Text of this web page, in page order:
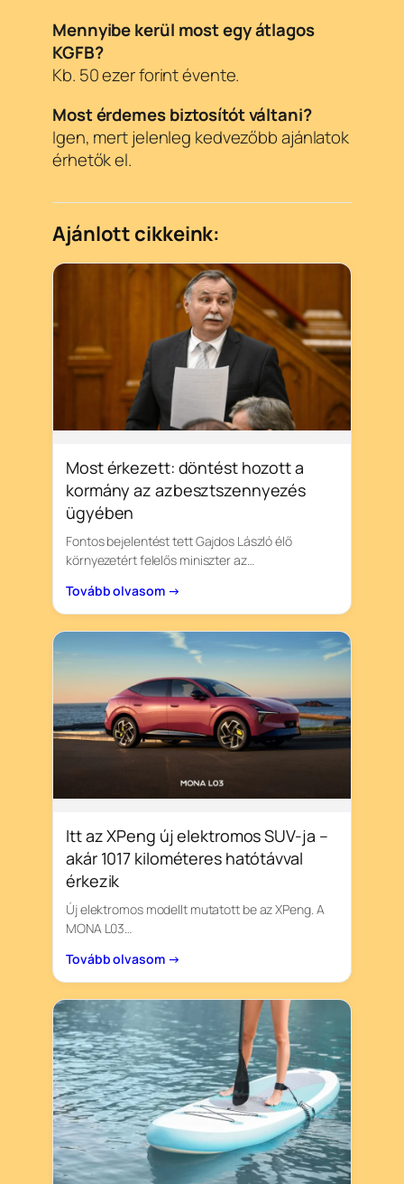
Mennyibe kerül most egy átlagos
KGFB?
Kb. 50 ezer forint évente.
Most érdemes biztosítót váltani?
Igen, mert jelenleg kedvezőbb ajánlatok
érhetők el.
Ajánlott cikkeink:
Most érkezett: döntést hozott a
kormány az azbesztszennyezés
ügyében
Fontos bejelentést tett Gajdos László élő
környezetért felelős miniszter az…
Tovább olvasom →
Itt az XPeng új elektromos SUV-ja –
akár 1017 kilométeres hatótávval
érkezik
Új elektromos modellt mutatott be az XPeng. A
MONA L03…
Tovább olvasom →